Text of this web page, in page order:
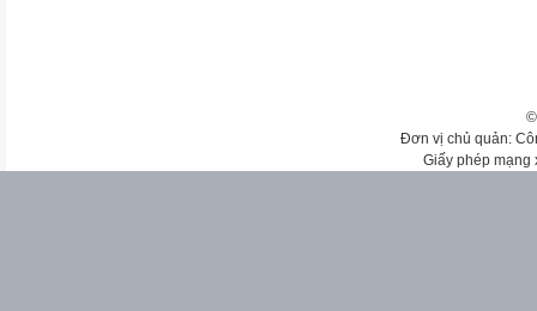
Đơn vị chủ quản:
Giấy phép mạng